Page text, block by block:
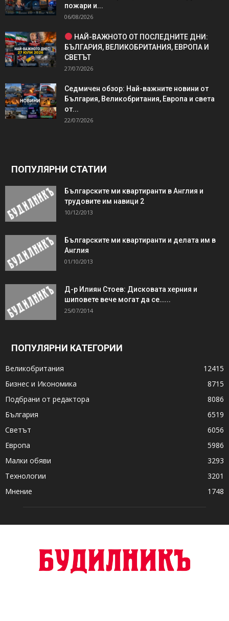
пожари и...
06/08/2026
НАЙ-ВАЖНОТО ОТ ПОСЛЕДНИТЕ ДНИ:
БЪЛГАРИЯ, ВЕЛИКОБРИТАНИЯ, ЕВРОПА И
СВЕТЪТ
27/07/2026
Седмичен обзор: Най-важните новини от
България, Великобритания, Европа и света
от...
22/07/2026
ПОПУЛЯРНИ СТАТИИ
Българските ми квартиранти в Англия и
трудовите им навици 2
10/12/2013
Българските ми квартиранти и делата им в
Англия
01/10/2013
Д-р Илиян Стоев: Дисковата херния и
шиповете вече могат да се…...
25/07/2014
ПОПУЛЯРНИ КАТЕГОРИИ
Великобритания
12415
Бизнес и Икономика
8715
Подбрани от редактора
8086
България
6519
Светът
6056
Европа
5986
Малки обяви
3293
Технологии
3201
Мнение
1748